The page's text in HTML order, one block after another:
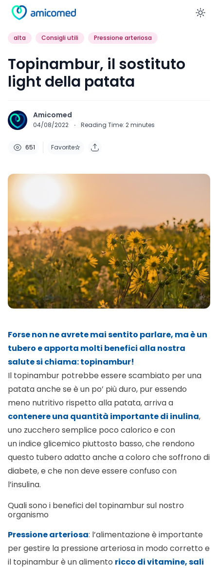
alta Consigli utili Pressione arteriosa
Topinambur, il sostituto
light della patata
Amicomed
04/08/2022 · Reading Time: 2minutes
651 Favorite
Forse non ne avrete mai sentito parlare, ma è un
tubero e apporta molti benefici alla nostra
salute si chiama: topinambur!
Il topinambur potrebbe essere scambiato per una
patata anche se è un po’ più duro, pur essendo
meno nutritivo rispetto alla patata, arriva a
contenere una quantità importante di inulina,
uno zucchero semplice poco calorico e con
un indice glicemico piuttosto basso, che rendono
questo tubero adatto anche a coloro che soffrono di
diabete, e che non deve essere confuso con
l’insulina.
Quali sono i benefici del topinambur sul nostro
organismo
Pressione arteriosa: l’alimentazione è importante
per gestire la pressione arteriosa in modo corretto e
il topinambur è un alimento ricco di vitamine, sali